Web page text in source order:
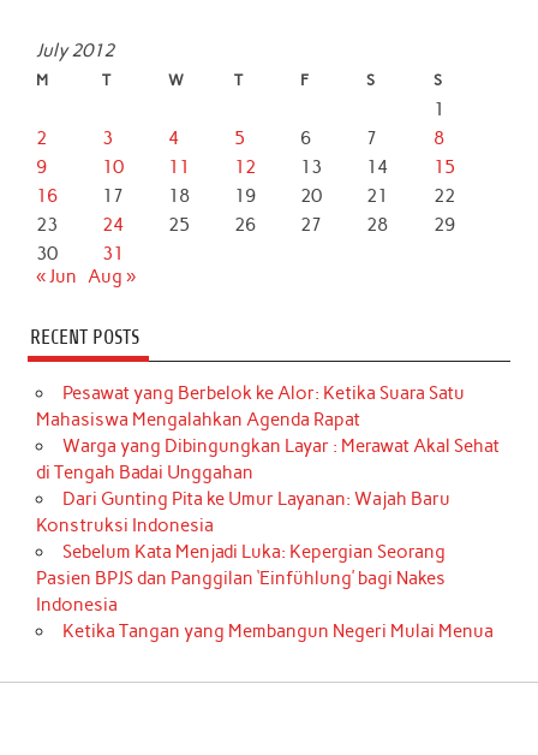
July 2012
M T W T F S S
1
2
3 4 5 6 7
8
9
10 11 12 13 14
15
16
17 18 19 20 21
22
23
24 25 26 27 28
29
30
31
« Jun Aug »
RECENT POSTS
Pesawat yang Berbelok ke Alor: Ketika Suara Satu
Mahasiswa Mengalahkan Agenda Rapat
Warga yang Dibingungkan Layar : Merawat Akal Sehat
di Tengah Badai Unggahan
Dari Gunting Pita ke Umur Layanan: Wajah Baru
Konstruksi Indonesia
Sebelum Kata Menjadi Luka: Kepergian Seorang
Pasien BPJS dan Panggilan ‘Einfühlung’ bagi Nakes
Indonesia
Ketika Tangan yang Membangun Negeri Mulai Menua